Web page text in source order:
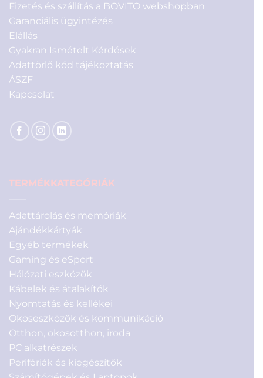
Fizetés és szállítás a BOVITO webshopban
Garanciális ügyintézés
Elállás
Gyakran Ismételt Kérdések
Adattörlő kód tájékoztatás
ÁSZF
Kapcsolat
TERMÉKKATEGÓRIÁK
Adattárolás és memóriák
Ajándékkártyák
Egyéb termékek
Gaming és eSport
Hálózati eszközök
Kábelek és átalakítók
Nyomtatás és kellékei
Okoseszközök és kommunikáció
Otthon, okosotthon, iroda
PC alkatrészek
Perifériák és kiegészítők